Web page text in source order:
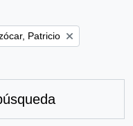
Patricio